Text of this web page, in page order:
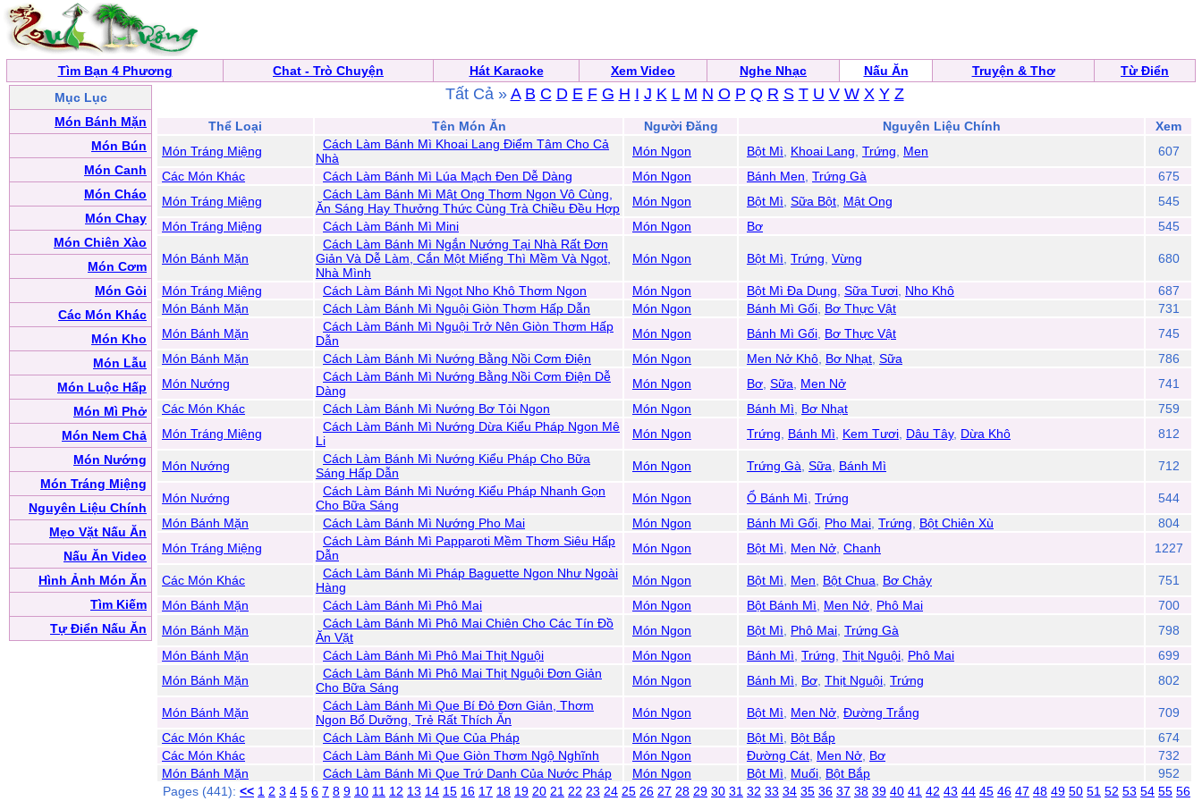
Tìm Bạn 4 Phương Chat - Trò Chuyện Hát Karaoke Xem Video Nghe Nhạc Nấu Ăn Truyện & Thơ
Từ Điển
Mục Lục
Món Bánh Mặn
Món Bún
Món Canh
Món Cháo
Món Chay
Món Chiên Xào
Món Cơm
Món Gỏi
Các Món Khác
Món Kho
Món Lẫu
Món Luộc Hấp
Món Mì Phở
Món Nem Chả
Món Nướng
Món Tráng Miệng
Nguyên Liệu Chính
Mẹo Vặt Nấu Ăn
Nấu Ăn Video
Hình Ảnh Món Ăn
Tìm Kiếm
Tự Điển Nấu Ăn
Tất Cả » A B C D E F G H I J K L M N O P Q R S T U V W X Y Z
Thể Loại Tên Món Ăn Người Đăng Nguyên Liệu Chính
Xem
Món Tráng Miệng
Cách Làm Bánh Mì Khoai Lang Điểm Tâm Cho Cả
Nhà
Món Ngon Bột Mì Khoai Lang Trứng Men
607
Các Món Khác
Cách Làm Bánh Mì Lúa Mạch Đen Dễ Dàng Món Ngon Bánh Men Trứng Gà
675
Món Tráng Miệng
Cách Làm Bánh Mì Mật Ong Thơm Ngon Vô Cùng,
Ăn Sáng Hay Thưởng Thức Cùng Trà Chiều Đều Hợp
Món Ngon Bột Mì Sữa Bột Mật Ong
545
Món Tráng Miệng
Cách Làm Bánh Mì Mini Món Ngon Bơ 545
Món Bánh Mặn
Cách Làm Bánh Mì Ngắn Nướng Tại Nhà Rất Đơn
Giản Và Dễ Làm, Cắn Một Miếng Thì Mềm Và Ngọt,
Nhà Mình
Món Ngon Bột Mì Trứng Vừng 680
Món Tráng Miệng Cách Làm Bánh Mì Ngọt Nho Khô Thơm Ngon Món Ngon Bột Mì Đa Dụng Sữa Tươi Nho Khô
687
Món Bánh Mặn
Cách Làm Bánh Mì Nguội Giòn Thơm Hấp Dẫn Món Ngon Bánh Mì Gối Bơ Thực Vật
731
Món Bánh Mặn
Cách Làm Bánh Mì Nguội Trở Nên Giòn Thơm Hấp
Dẫn
Món Ngon Bánh Mì Gối Bơ Thực Vật
745
Món Bánh Mặn
Cách Làm Bánh Mì Nướng Bằng Nồi Cơm Điện Món Ngon Men Nở Khô Bơ Nhạt Sữa
786
Món Nướng
Cách Làm Bánh Mì Nướng Bằng Nồi Cơm Điện Dễ
Dàng
Món Ngon Bơ Sữa Men Nở
741
Các Món Khác
Cách Làm Bánh Mì Nướng Bơ Tỏi Ngon Món Ngon Bánh Mì Bơ Nhạt
759
Món Tráng Miệng
Cách Làm Bánh Mì Nướng Dừa Kiểu Pháp Ngon Mê
Li
Món Ngon Trứng Bánh Mì Kem Tươi Dâu Tây, Dừa Khô 812
Món Nướng
Cách Làm Bánh Mì Nướng Kiểu Pháp Cho Bữa
Sáng Hấp Dẫn
Món Ngon Trứng Gà Sữa Bánh Mì 712
Món Nướng
Cách Làm Bánh Mì Nướng Kiểu Pháp Nhanh Gọn
Cho Bữa Sáng
Món Ngon Ổ Bánh Mì Trứng
544
Món Bánh Mặn
Cách Làm Bánh Mì Nướng Pho Mai Món Ngon Bánh Mì Gối Pho Mai Trứng Bột Chiên Xù
804
Món Tráng Miệng
Cách Làm Bánh Mì Papparoti Mềm Thơm Siêu Hấp
Dẫn
Món Ngon Bột Mì Men Nở Chanh 1227
Các Món Khác
Cách Làm Bánh Mì Pháp Baguette Ngon Như Ngoài
Hàng
Món Ngon Bột Mì Men Bột Chua Bơ Chảy
751
Món Bánh Mặn
Cách Làm Bánh Mì Phô Mai Món Ngon Bột Bánh Mì Men Nở Phô Mai
700
Món Bánh Mặn
Cách Làm Bánh Mì Phô Mai Chiên Cho Các Tín Đồ
Ăn Vặt
Món Ngon Bột Mì Phô Mai Trứng Gà
798
Món Bánh Mặn
Cách Làm Bánh Mì Phô Mai Thịt Nguội Món Ngon Bánh Mì Trứng Thịt Nguội Phô Mai
699
Món Bánh Mặn
Cách Làm Bánh Mì Phô Mai Thịt Nguội Đơn Giản
Cho Bữa Sáng
Món Ngon Bánh Mì Bơ Thịt Nguội Trứng 802
Món Bánh Mặn
Cách Làm Bánh Mì Que Bí Đỏ Đơn Giản, Thơm
Ngon Bổ Dưỡng, Trẻ Rất Thích Ăn
Món Ngon Bột Mì Men Nở Đường Trắng
709
Các Món Khác
Cách Làm Bánh Mì Que Của Pháp Món Ngon Bột Mì Bột Bắp
674
Các Món Khác
Cách Làm Bánh Mì Que Giòn Thơm Ngộ Nghĩnh Món Ngon Đường Cát Men Nở Bơ
732
Món Bánh Mặn
Cách Làm Bánh Mì Que Trứ Danh Của Nước Pháp Món Ngon Bột Mì Muối Bột Bắp
952
Pages (441): << 1 2 3 4 5 6 7 8 9 10 11 12 13 14 15 16 17 18 19 20 21 22 23 24 25 26 27 28 29 30 31 32 33 34 35 36 37 38 39 40 41 42 43 44 45 46 47 48 49 50 51 52 53 54 55 56